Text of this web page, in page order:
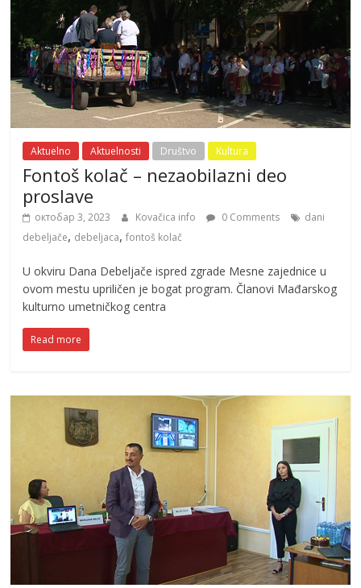
Aktuelno Aktuelnosti Društvo Kultura
Fontoš kolač – nezaobilazni deo
proslave
октобар 3, 2023 Kovačica info 0 Comments
dani
debeljače, debeljaca,fontoš kolač
U okviru Dana Debeljače ispred zgrade Mesne zajednice u
ovom mestu upriličen je bogat program. Članovi Mađarskog
kulturno umetničkog centra
Read more